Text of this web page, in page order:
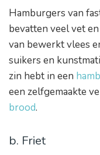
Hamburgers van
bevatten veel vet
van bewerkt vlees
suikers en
zin hebt in een
een zelfgemaakte
brood.
b. Friet